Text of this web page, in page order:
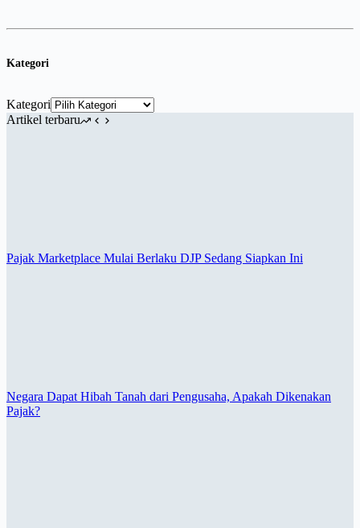
Kategori
Kategori
Artikel terbaru
Pajak Marketplace Mulai Berlaku DJP Sedang Siapkan Ini
Negara Dapat Hibah Tanah dari Pengusaha, Apakah Dikenakan
Pajak?